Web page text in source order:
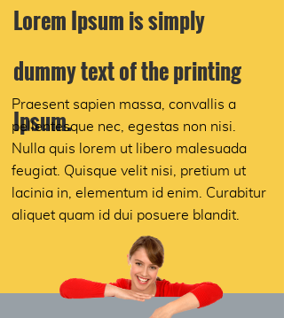
Lorem Ipsum is simply
dummy text of the printing
Ipsum.
Praesent sapien massa, convallis a
pellentesque nec, egestas non nisi.
Nulla quis lorem ut libero malesuada
feugiat. Quisque velit nisi, pretium ut
lacinia in, elementum id enim. Curabitur
aliquet quam id dui posuere blandit.